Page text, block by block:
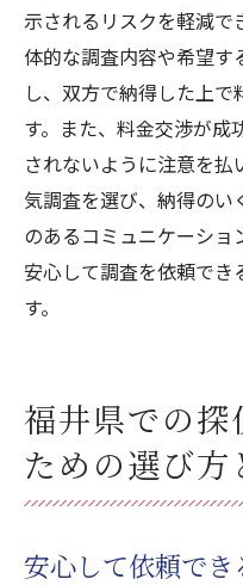
示されるリスクを軽減で
体的な調査内容や希望
し、双方で納得した上
す。また、料金交渉が成
されないように注意を
気調査を選び、納得の
のあるコミュニケーショ
安心して調査を依頼でき
す。
福井県での探
ための選び方
安心して依頼で